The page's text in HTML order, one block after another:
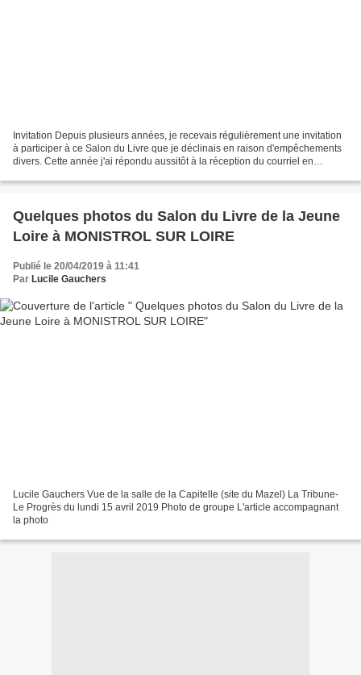
Invitation Depuis plusieurs années, je recevais régulièrement une invitation
à participer à ce Salon du Livre que je déclinais en raison d'empêchements
divers. Cette année j'ai répondu aussitôt à la réception du courriel en
Quelques photos du Salon du Livre de la Jeune
Loire à MONISTROL SUR LOIRE
Publié le 20/04/2019 à 11:41
Par Lucile Gauchers
Lucile Gauchers Vue de la salle de la Capitelle (site du Mazel) La Tribune-
Le Progrès du lundi 15 avril 2019 Photo de groupe L'article accompagnant
la photo